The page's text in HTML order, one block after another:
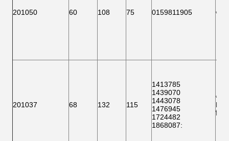
201050 60 108 75 0159811905 এফ
201037 68 132 115
1413785
1439070
1443078
1476945
1724482
1868087:
এফ
ভি